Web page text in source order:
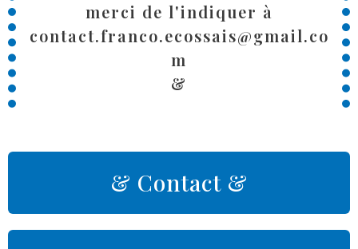
merci de l'indiquer à
contact.franco.ecossais@gmail.co
m
&
& Contact &